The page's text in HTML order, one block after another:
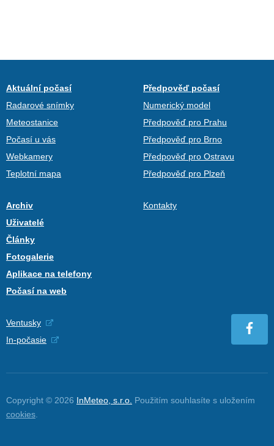
Aktuální počasí
Radarové snímky
Meteostanice
Počasí u vás
Webkamery
Teplotní mapa
Předpověď počasí
Numerický model
Předpověď pro Prahu
Předpověď pro Brno
Předpověď pro Ostravu
Předpověď pro Plzeň
Archiv
Uživatelé
Články
Fotogalerie
Aplikace na telefony
Počasí na web
Kontakty
Ventusky
In-počasie
Copyright © 2026 InMeteo, s.r.o. Použitím souhlasíte s uložením
cookies.